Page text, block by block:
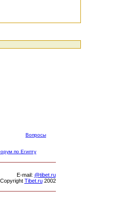
Вопросы
по Египту
Е-mail: @tibet.ru
Copyright Tibet.ru2002